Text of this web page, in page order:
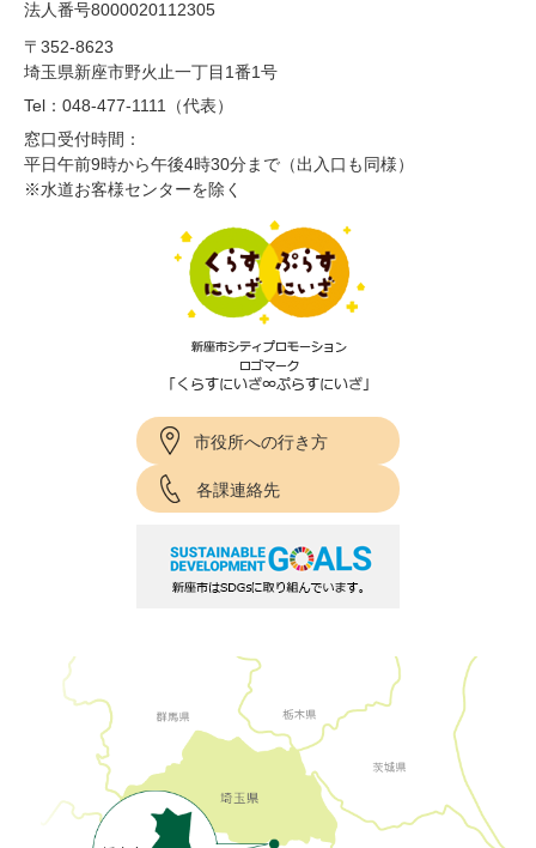
法人番号8000020112305
〒352-8623
埼玉県新座市野火止一丁目1番1号
Tel：048-477-1111（代表）
窓口受付時間：
平日午前9時から午後4時30分まで（出入口も同様）
※水道お客様センターを除く
市役所への行き方
各課連絡先